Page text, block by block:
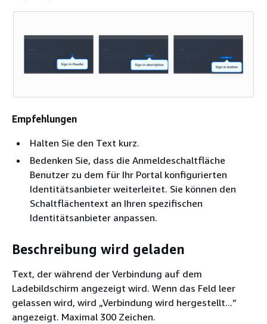
Empfehlungen
Halten Sie den Text kurz.
Bedenken Sie, dass die Anmeldeschaltfläche
Benutzer zu dem für Ihr Portal konfigurierten
Identitätsanbieter weiterleitet. Sie können den
Schaltflächentext an Ihren spezifischen
Identitätsanbieter anpassen.
Beschreibung wird geladen
Text, der während der Verbindung auf dem
Ladebildschirm angezeigt wird. Wenn das Feld leer
gelassen wird, wird „Verbindung wird hergestellt...“
angezeigt. Maximal 300 Zeichen.